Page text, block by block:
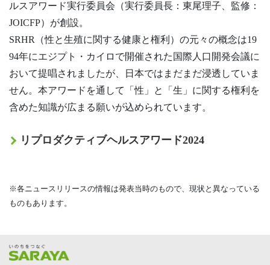
ルスアワード実⾏委員会（実行委員長：東尾理子、監修：
JOICFP）が創設。
SRHR（性と生殖に関する健康と権利）の元々の概念は19
94年にエジプト・カイロで開催された国際⼈⼝開発会議に
おいて提唱されましたが、日本ではまだまだ浸透していま
せん。本アワードを通して「性」と「生」に関する権利を
含めた知識が広まる願いが込められています。
リプロダクティブヘルスアワード2024
※各ニュースリリースの情報は発表当時のもので、現状と異なっている
ものもあります。